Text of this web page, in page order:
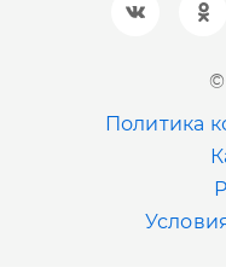
©
Политика
+7 (383) 207-
+7 (843) 202-